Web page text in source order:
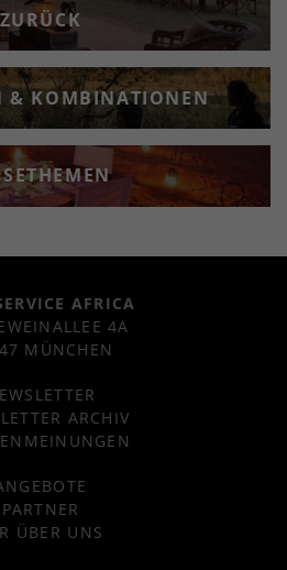
ZURÜCK
& KOMBINATIONEN
AFRICA
4A
MÜNCHEN
ARCHIV
PARTNER
ÜBER UNS